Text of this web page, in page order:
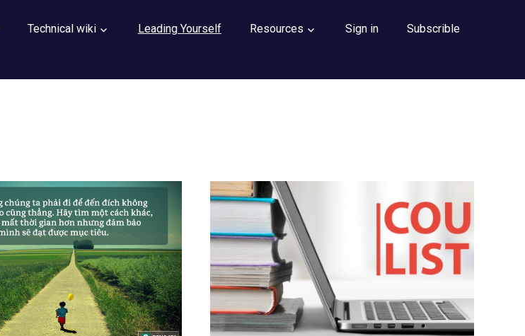
Technical wiki Leading Yourself Resources Sign in Subscrible